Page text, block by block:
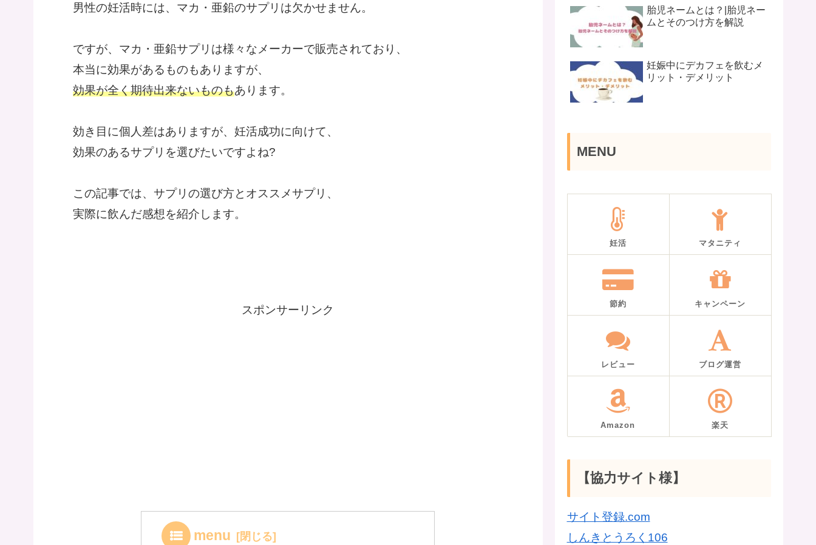
男性の妊活時には、マカ・亜鉛のサプリは欠かせません。
ですが、マカ・亜鉛サプリは様々なメーカーで販売されており、
本当に効果があるものもありますが、
効果が全く期待出来ないものもあります。
効き目に個人差はありますが、妊活成功に向けて、
効果のあるサプリを選びたいですよね?
この記事では、サプリの選び方とオススメサプリ、
実際に飲んだ感想を紹介します。
スポンサーリンク
menu
胎児ネームとは？|胎児ネー
ムとそのつけ方を解説
妊娠中にデカフェを飲むメ
リット・デメリット
MENU
妊活 マタニティ
節約 キャンペーン
レビュー ブログ運営
Amazon 楽天
【協力サイト様】
サイト登録.com
しんきとうろく106